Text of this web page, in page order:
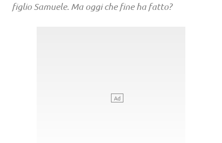
figlio Samuele. Ma oggi che fine ha fatto?